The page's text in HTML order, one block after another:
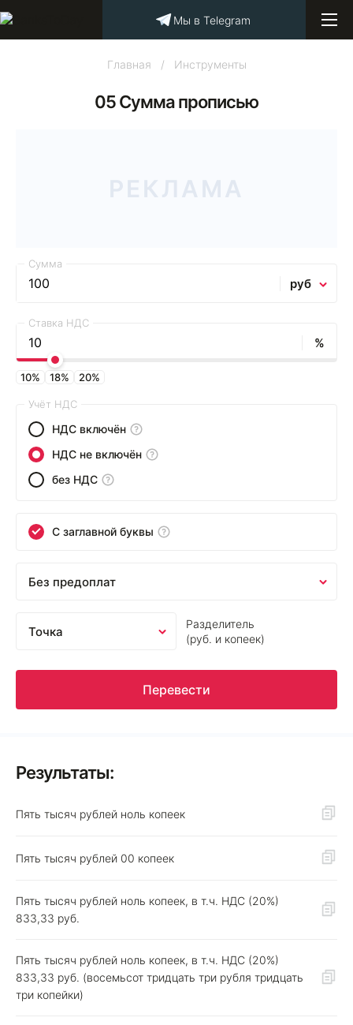
Мы в Telegram
Главная / Инструменты
05 Сумма прописью
Сумма
Ставка НДС
%
10% 18% 20%
Учёт НДС
НДС включён
НДС не включён
без НДС
C заглавной буквы
Разделитель
(руб. и копеек)
Перевести
Результаты:
Пять тысяч рублей ноль копеек
Пять тысяч рублей 00 копеек
Пять тысяч рублей ноль копеек, в т.ч. НДС (20%)
833,33 руб.
Пять тысяч рублей ноль копеек, в т.ч. НДС (20%)
833,33 руб. (восемьсот тридцать три рубля тридцать
три копейки)